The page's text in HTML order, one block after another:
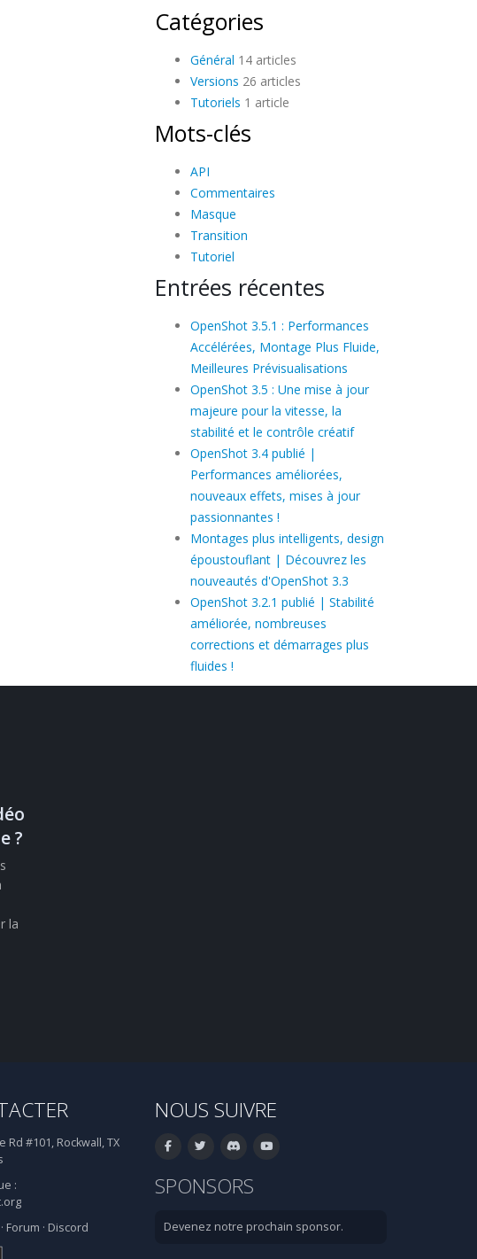
Catégories
Général 14 articles
Versions 26 articles
Tutoriels 1 article
Mots-clés
API
Commentaires
Masque
Transition
Tutoriel
Entrées récentes
OpenShot 3.5.1 : Performances
Accélérées, Montage Plus Fluide,
Meilleures Prévisualisations
OpenShot 3.5 : Une mise à jour
majeure pour la vitesse, la
stabilité et le contrôle créatif
OpenShot 3.4 publié |
Performances améliorées,
nouveaux effets, mises à jour
passionnantes !
Montages plus intelligents, design
époustouflant | Découvrez les
nouveautés d'OpenShot 3.3
OpenShot 3.2.1 publié | Stabilité
améliorée, nombreuses
corrections et démarrages plus
fluides !
?
la
Rd #101, Rockwall, TX
:
· Forum · Discord
NOUS SUIVRE
SPONSORS
Devenez notre prochain sponsor.